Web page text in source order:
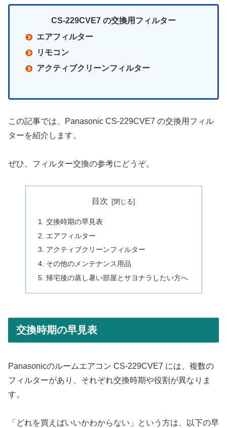
CS-229CVE7 の交換用フィルター
エアフィルター
リモコン
アクティブクリーンフィルター
この記事では、Panasonic CS-229CVE7 の交換用フィル
ターを紹介します。
ぜひ、フィルター交換の参考にどうぞ。
目次
交換時期の早見表
エアフィルター
アクティブクリーンフィルター
その他のメンテナンス用品
帰宅後の蒸し暑い部屋とサヨナラしたい方へ
交換時期の早見表
Panasonicのルームエアコン CS-229CVE7 には、複数の
フィルターがあり、それぞれ交換時期や役割が異なりま
す。
「どれを買えばいいかわからない」という方は、以下の早